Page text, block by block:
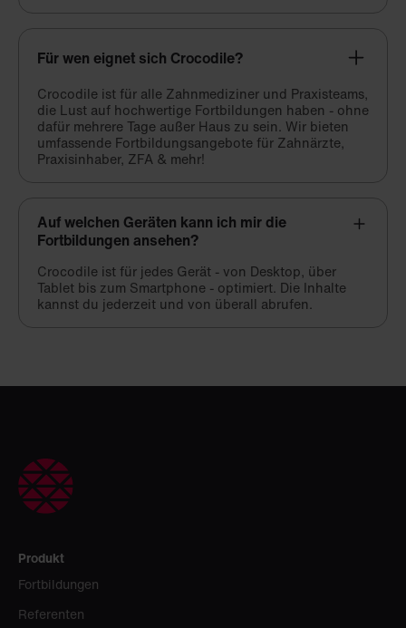
Für wen eignet sich Crocodile?
Crocodile ist für alle Zahnmediziner und Praxisteams,
die Lust auf hochwertige Fortbildungen haben - ohne
dafür mehrere Tage außer Haus zu sein. Wir bieten
umfassende Fortbildungsangebote für Zahnärzte,
Praxisinhaber, ZFA & mehr!
Auf welchen Geräten kann ich mir die
Fortbildungen ansehen?
Crocodile ist für jedes Gerät - von Desktop, über
Tablet bis zum Smartphone - optimiert. Die Inhalte
kannst du jederzeit und von überall abrufen.
Produkt
Fortbildungen
Referenten